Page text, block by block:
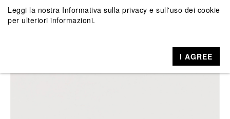
Leggi la nostra Informativa sulla privacy e sull'uso dei cookie
per ulteriori informazioni.
I AGREE